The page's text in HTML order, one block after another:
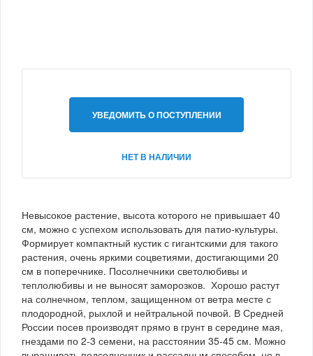
УВЕДОМИТЬ О ПОСТУПЛЕНИИ
НЕТ В НАЛИЧИИ
Невысокое растение, высота которого не привышает 40
см, можно с успехом использовать для патио-культуры.
Формирует компактный кустик с гигантскими для такого
растения, очень яркими соцветиями, достигающими 20
см в поперечнике. Посолнечники светолюбивы и
теплолюбивы и не выносят заморозков. Хорошо растут
на солнечном, теплом, защищенном от ветра месте с
плодородной, рыхлой и нейтральной почвой. В Средней
России посев производят прямо в грунт в середине мая,
гнездами по 2-3 семени, на расстоянии 35-45 см. Можно